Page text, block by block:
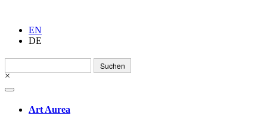
EN
DE
Suchen
nach:
×
Art Aurea